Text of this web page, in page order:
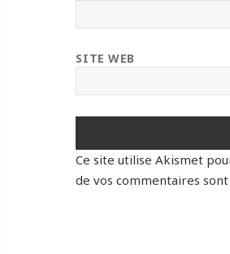
SITE WEB
Ce site utilise Akismet
de vos commentaires